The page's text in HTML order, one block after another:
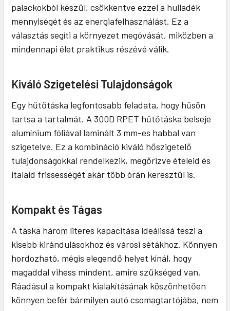
palackokból készül, csökkentve ezzel a hulladék
mennyiségét és az energiafelhasználást. Ez a
választás segíti a környezet megóvását, miközben a
mindennapi élet praktikus részévé válik.
Kiváló Szigetelési Tulajdonságok
Egy hűtőtáska legfontosabb feladata, hogy hűsön
tartsa a tartalmát. A 300D RPET hűtőtáska belseje
alumínium fóliával laminált 3 mm-es habbal van
szigetelve. Ez a kombináció kiváló hőszigetelő
tulajdonságokkal rendelkezik, megőrizve ételeid és
italaid frissességét akár több órán keresztül is.
Kompakt és Tágas
A táska három literes kapacitása ideálissá teszi a
kisebb kirándulásokhoz és városi sétákhoz. Könnyen
hordozható, mégis elegendő helyet kínál, hogy
magaddal vihess mindent, amire szükséged van.
Ráadásul a kompakt kialakításának köszönhetően
könnyen befér bármilyen autó csomagtartójába, nem